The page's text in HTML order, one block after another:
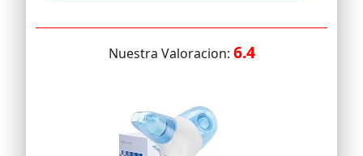
Nuestra Valoracion: 6.4